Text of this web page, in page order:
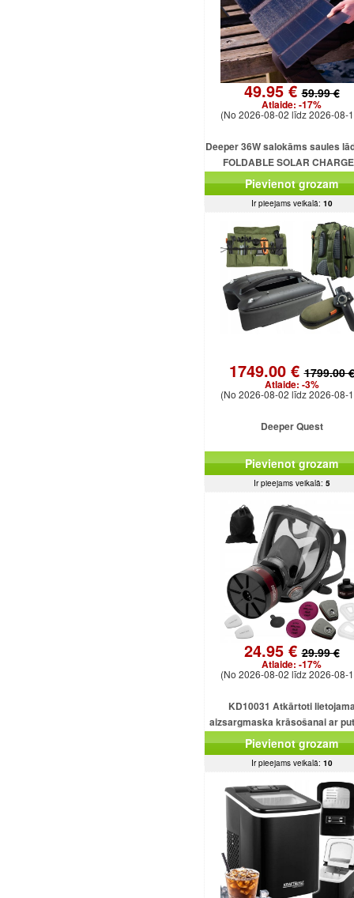
49.95 €59.99 €
Atlaide: -17%
(No 2026-08-02 līdz 2026-08-
Deeper 36W salokāms saules
FOLDABLE SOLAR
DEEPER 36W
Pievienot grozam
Ir pieejams veikalā: 10
1749.00 €1799.00 €
Atlaide: -3%
(No 2026-08-02 līdz 2026-08-
Deeper Quest
Pievienot grozam
Ir pieejams veikalā: 5
24.95 €29.99 €
Atlaide: -17%
(No 2026-08-02 līdz 2026-08-
KD10031 Atkārtoti
aizsargmaska ​​krāsošanai ar
filtru.
Pievienot grozam
Ir pieejams veikalā: 10